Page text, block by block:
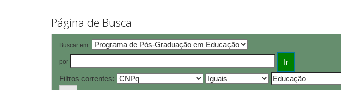
Página de Busca
Buscar em:
por
Filtros correntes: